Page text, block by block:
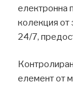
електронна
колекция от
24/7,
елемент от